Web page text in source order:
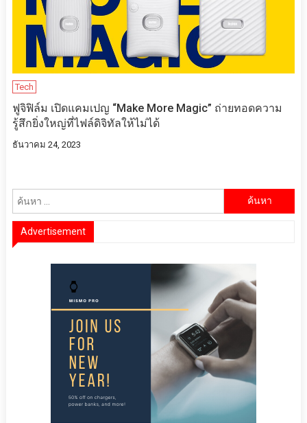
Tech
ฟูจิฟิล์ม เปิดแคมเปญ “Make More Magic” ถ่ายทอดความ
รู้สึกยิ่งใหญ่ที่ไฟล์ดิจิทัลให้ไม่ได้
ธันวาคม 24, 2023
Advertisement